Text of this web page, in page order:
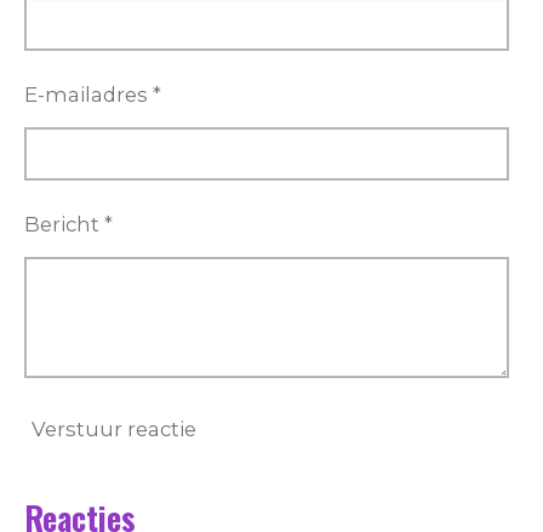
E-mailadres *
Bericht *
Verstuur reactie
Reacties